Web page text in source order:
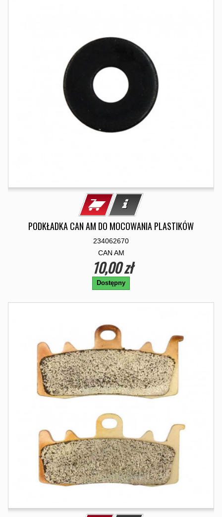
PODKŁADKA CAN AM DO MOCOWANIA PLASTIKÓW
234062670
CAN AM
10,00 zł
Dostępny